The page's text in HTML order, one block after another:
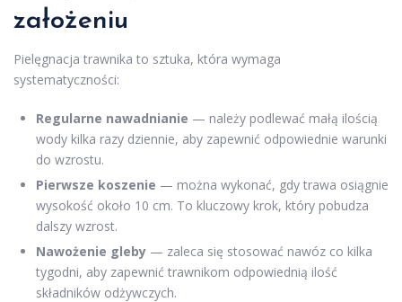
założeniu
Pielęgnacja trawnika to sztuka, która wymaga
systematyczności:
Regularne nawadnianie — należy podlewać małą ilością
wody kilka razy dziennie, aby zapewnić odpowiednie warunki
do wzrostu.
Pierwsze koszenie — można wykonać, gdy trawa osiągnie
wysokość około 10 cm. To kluczowy krok, który pobudza
dalszy wzrost.
Nawożenie gleby — zaleca się stosować nawóz co kilka
tygodni, aby zapewnić trawnikom odpowiednią ilość
składników odżywczych.